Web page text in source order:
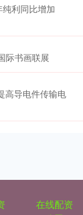
利同比增加
际书画联展
高导电件传输电
在线配资